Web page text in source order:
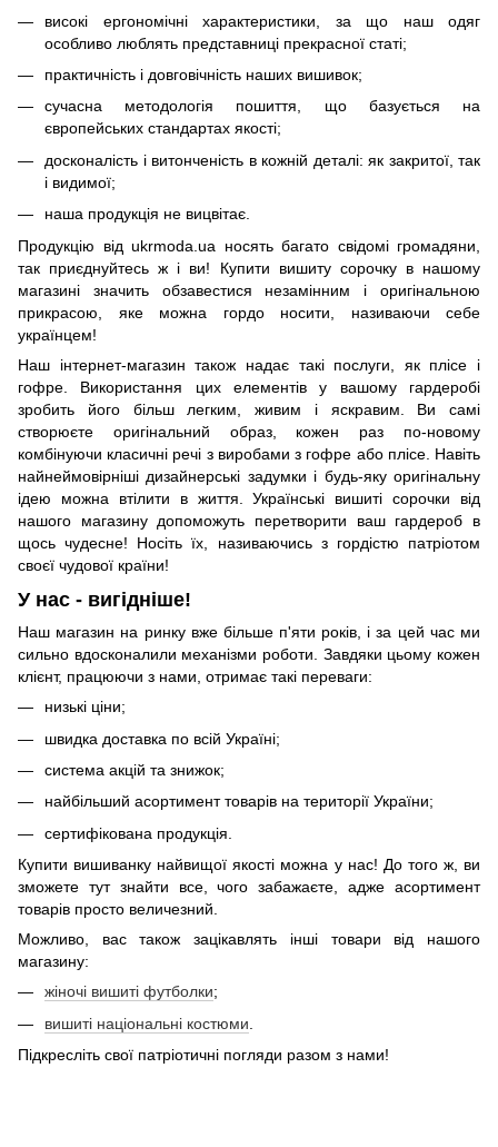
високі ергономічні характеристики, за що наш одяг
особливо люблять представниці прекрасної статі;
практичність і довговічність наших вишивок;
сучасна методологія пошиття, що базується на
європейських стандартах якості;
досконалість і витонченість в кожній деталі: як закритої, так
і видимої;
наша продукція не вицвітає.
Продукцію від ukrmoda.ua носять багато свідомі громадяни,
так приєднуйтесь ж і ви! Купити вишиту сорочку в нашому
магазині значить обзавестися незамінним і оригінальною
прикрасою, яке можна гордо носити, називаючи себе
українцем!
Наш інтернет-магазин також надає такі послуги, як плісе і
гофре. Використання цих елементів у вашому гардеробі
зробить його більш легким, живим і яскравим. Ви самі
створюєте оригінальний образ, кожен раз по-новому
комбінуючи класичні речі з виробами з гофре або плісе. Навіть
найнеймовірніші дизайнерські задумки і будь-яку оригінальну
ідею можна втілити в життя. Українські вишиті сорочки від
нашого магазину допоможуть перетворити ваш гардероб в
щось чудесне! Носіть їх, називаючись з гордістю патріотом
своєї чудової країни!
У нас - вигідніше!
Наш магазин на ринку вже більше п'яти років, і за цей час ми
сильно вдосконалили механізми роботи. Завдяки цьому кожен
клієнт, працюючи з нами, отримає такі переваги:
низькі ціни;
швидка доставка по всій Україні;
система акцій та знижок;
найбільший асортимент товарів на території України;
сертифікована продукція.
Купити вишиванку найвищої якості можна у нас! До того ж, ви
зможете тут знайти все, чого забажаєте, адже асортимент
товарів просто величезний.
Можливо, вас також зацікавлять інші товари від нашого
магазину:
жіночі вишиті футболки;
вишиті національні костюми
Підкресліть свої патріотичні погляди разом з нами!